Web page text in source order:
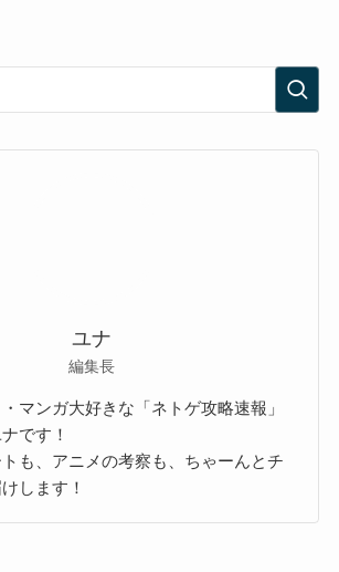
ユナ
編集長
マンガ大好きな「ネトゲ攻略速報」
です！
も、アニメの考察も、ちゃーんとチ
します！